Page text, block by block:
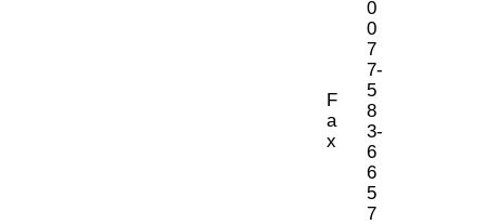
0
F
a
x
0
7
7-
5
8
3-
6
6
5
7